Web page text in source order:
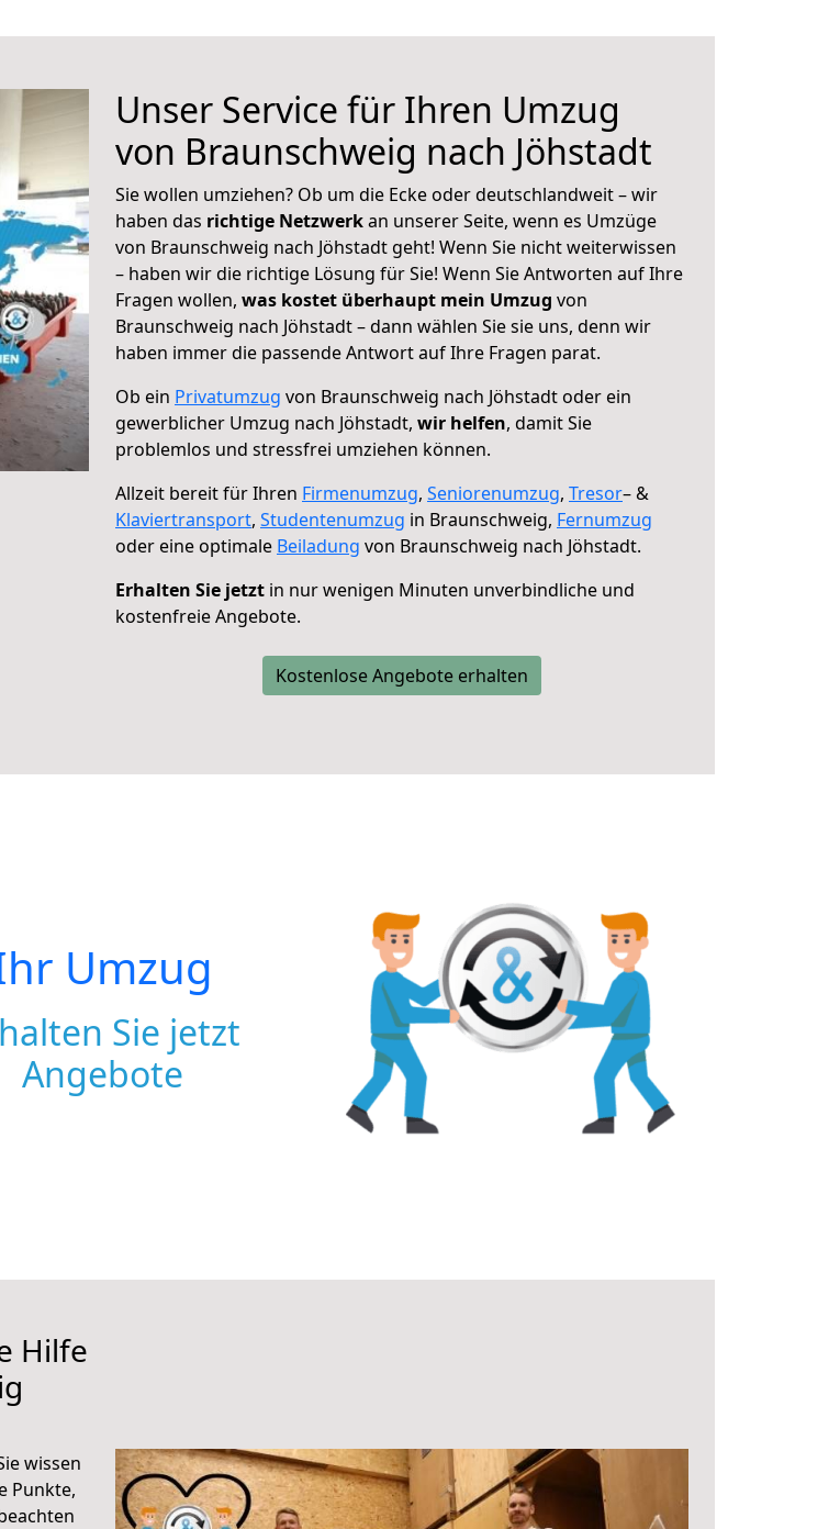
Unser Service für Ihren Umzug
von Braunschweig nach Jöhstadt
Sie wollen umziehen? Ob um die Ecke oder deutschlandweit – wir
haben das richtige Netzwerkan unserer Seite, wenn es Umzüge
von Braunschweig nach Jöhstadt geht! Wenn Sie nicht weiterwissen
– haben wir die richtige Lösung für Sie! Wenn Sie Antworten auf Ihre
Fragen wollen, was kostet überhaupt mein Umzug von
Braunschweig nach Jöhstadt – dann wählen Sie sie uns, denn wir
haben immer die passende Antwort auf Ihre Fragen parat.
Ob ein Privatumzug von Braunschweig nach Jöhstadt oder ein
gewerblicher Umzug nach Jöhstadt, wir helfen, damit Sie
problemlos und stressfrei umziehen können.
Allzeit bereit für Ihren Firmenumzug, Seniorenumzug, Tresor– &
Klaviertransport, Studentenumzug in Braunschweig, Fernumzug
oder eine optimale Beiladung von Braunschweig nach Jöhstadt.
Erhalten Sie jetzt in nur wenigen Minuten unverbindliche und
kostenfreie Angebote.
Kostenlose Angebote erhalten
Umzug
Sie jetzt
Angebote
Hilfe
wissen
Punkte,